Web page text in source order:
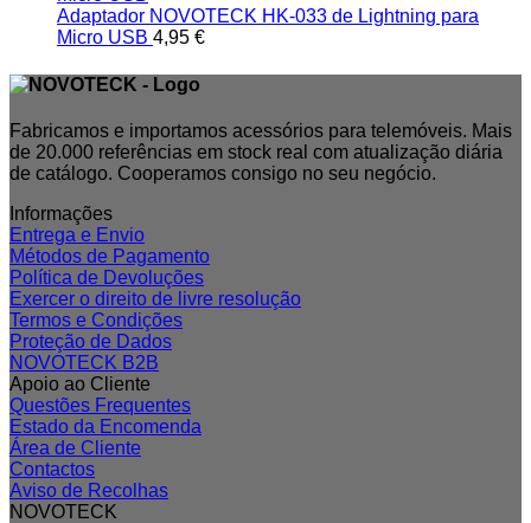
Adaptador NOVOTECK HK-033 de Lightning para
Micro USB 4,95 €
Fabricamos e importamos acessórios para telemóveis. Mais
de 20.000 referências em stock real com atualização diária
de catálogo. Cooperamos consigo no seu negócio.
Informações
Entrega e Envio
Métodos de Pagamento
Política de Devoluções
Exercer o direito de livre resolução
Termos e Condições
Proteção de Dados
NOVOTECK B2B
Apoio ao Cliente
Questões Frequentes
Estado da Encomenda
Área de Cliente
Contactos
Aviso de Recolhas
NOVOTECK